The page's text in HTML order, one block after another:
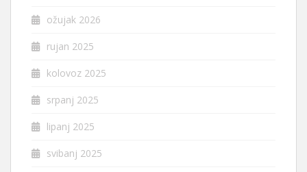
ožujak 2026
rujan 2025
kolovoz 2025
srpanj 2025
lipanj 2025
svibanj 2025